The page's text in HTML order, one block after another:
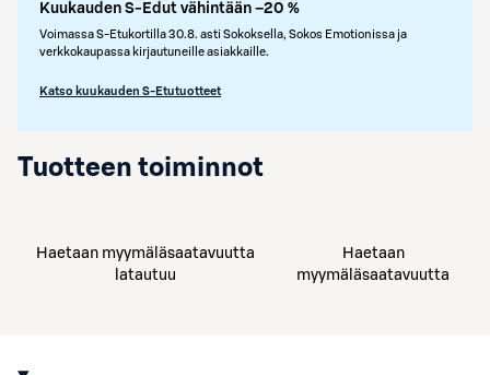
Kuukauden S-Edut vähintään –20 %
Voimassa S-Etukortilla 30.8. asti Sokoksella, Sokos Emotionissa ja
verkkokaupassa kirjautuneille asiakkaille.
Katso kuukauden S-Etutuotteet
Tuotteen toiminnot
Haetaan myymäläsaatavuutta
latautuu
Haetaan
myymäläsaatavuutta